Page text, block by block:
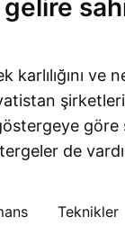
karlılığını ve
göre
de
Teknikler